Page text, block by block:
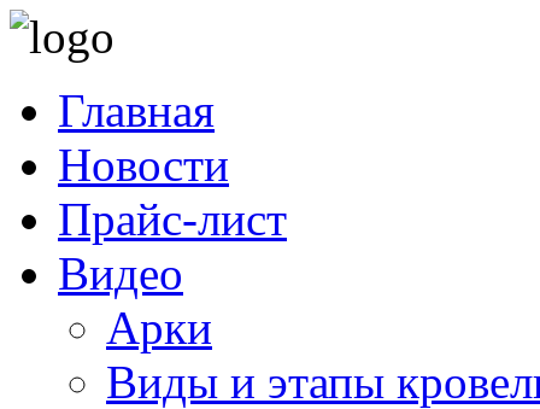
Главная
Новости
Прайс-лист
Видео
Арки
Виды и этапы